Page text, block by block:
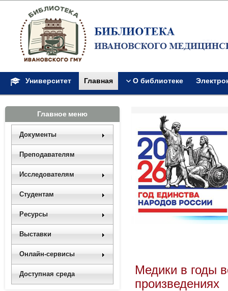
Университет Главная О библиотеке
Главное меню
Документы
Преподавателям
Исследователям
Студентам
Ресурсы
Выставки
Онлайн-сервисы
Доступная среда
Медики в годы
произведениях